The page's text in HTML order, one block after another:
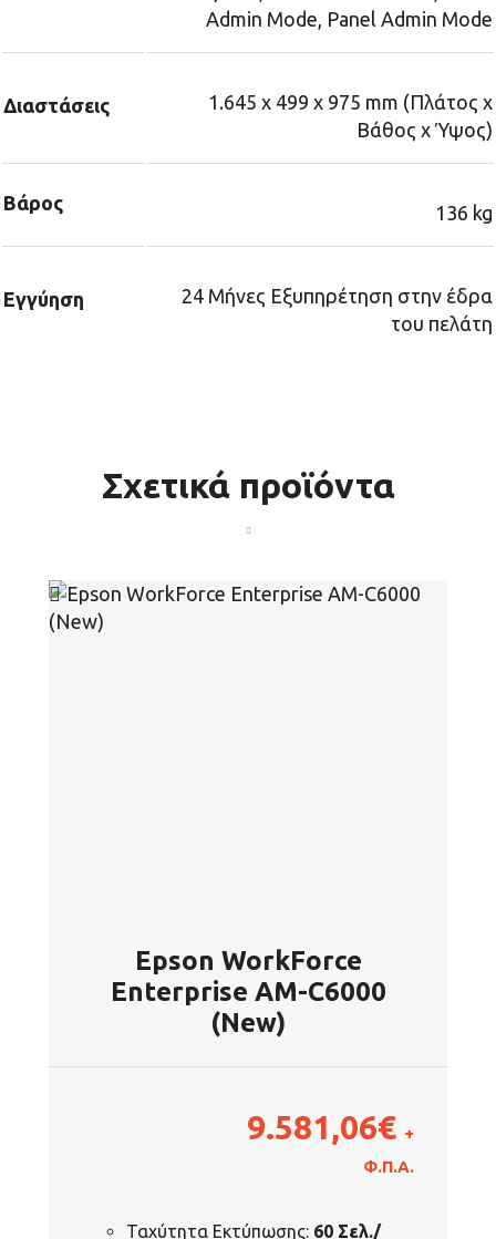
Admin Mode, Panel Admin Mode
Διαστάσεις
1.645‎ x 499 x 975 mm (Πλάτος x
Βάθος x Ύψος)
Βάρος 136 kg
Εγγύηση
24 Μήνες Εξυπηρέτηση στην έδρα
του πελάτη
Σχετικά προϊόντα
Epson WorkForce
Enterprise AM-C6000
(New)
9.581,06€ +
Φ.Π.Α.
Ταχύτητα Εκτύπωσης: 60 Σελ./